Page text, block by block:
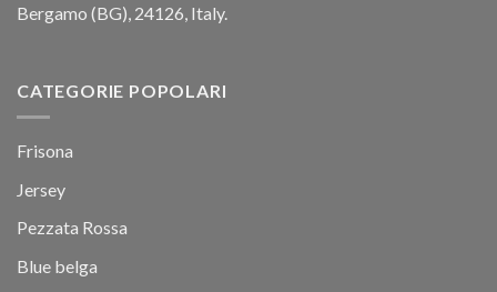
Bergamo (BG), 24126, Italy.
CATEGORIE POPOLARI
Frisona
Jersey
Pezzata Rossa
Blue belga